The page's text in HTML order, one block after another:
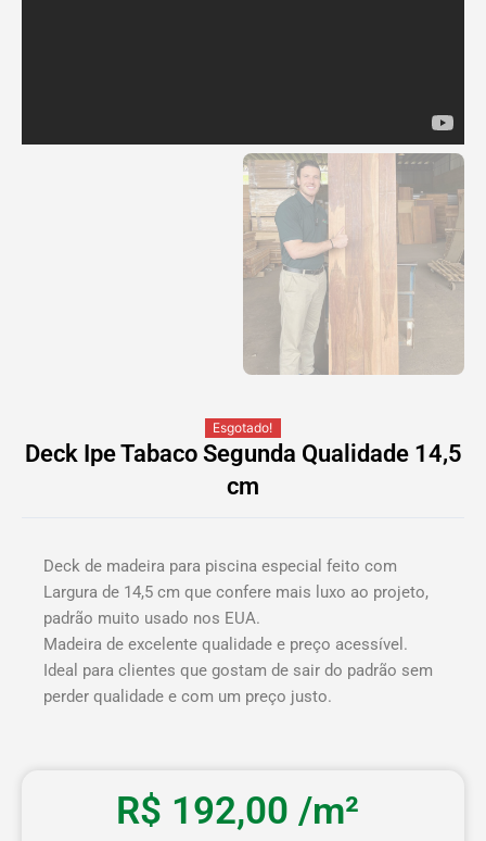
Esgotado!
Deck Ipe Tabaco Segunda Qualidade 14,5
cm
Deck de madeira para piscina especial feito com
Largura de 14,5 cm que confere mais luxo ao projeto,
padrão muito usado nos EUA.
Madeira de excelente qualidade e preço acessível.
Ideal para clientes que gostam de sair do padrão sem
perder qualidade e com um preço justo.
R$ 192,00 /m²